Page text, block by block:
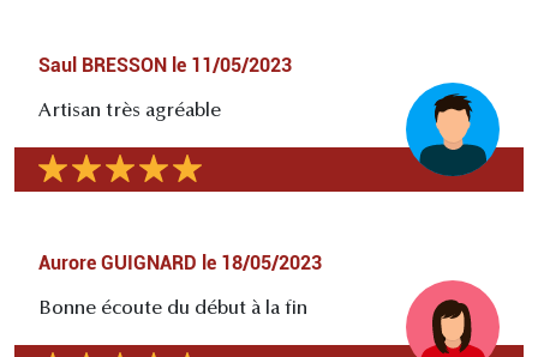
Saul BRESSON le 11/05/2023
Artisan très agréable
Aurore GUIGNARD le 18/05/2023
Bonne écoute du début à la fin